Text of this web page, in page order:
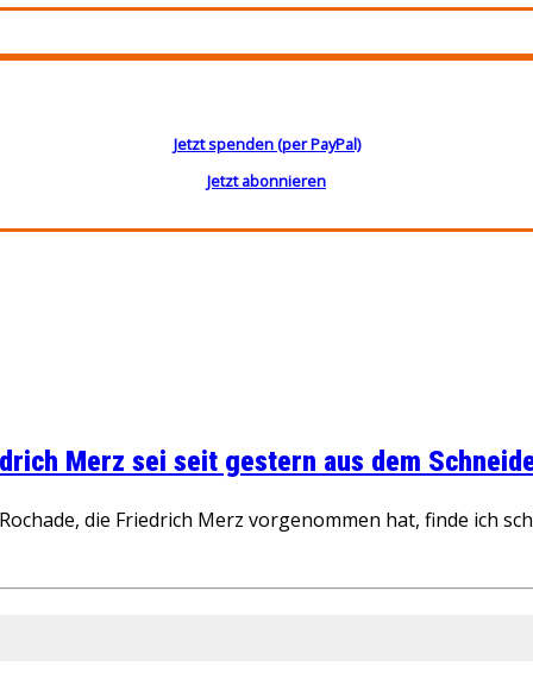
Jetzt spenden (per PayPal)
Jetzt abonnieren
Merz sei seit gestern aus dem
die Friedrich Merz vorgenommen hat, finde ich